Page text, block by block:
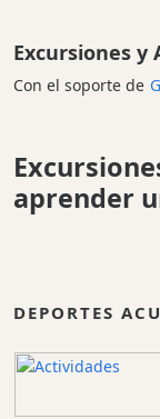
Excursiones y
Con el soporte de
aprender
DEPORTES